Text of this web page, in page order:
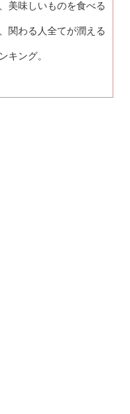
美味しいものを食べる
関わる人全てが潤える
キング。